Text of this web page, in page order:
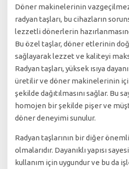
Döner makinelerinin
radyan taşları, bu cihazların
lezzetli dönerlerin
Bu özel taşlar, döner etlerinin
sağlayarak lezzet ve kaliteyi
Radyan taşları, yüksek ısıya
üretilir ve döner makinelerinin
şekilde dağıtılmasını sağlar. Bu
homojen bir şekilde pişer ve
döner deneyimi sunulur.
Radyan taşlarının bir diğer
olmalarıdır. Dayanıklı yapısı
kullanım için uygundur ve bu da